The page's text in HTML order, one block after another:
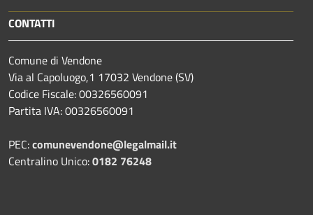
CONTATTI
Comune di Vendone
Via al Capoluogo,1 17032 Vendone (SV)
Codice Fiscale: 00326560091
Partita IVA: 00326560091
PEC:comunevendone@legalmail.it
Centralino Unico:0182 76248